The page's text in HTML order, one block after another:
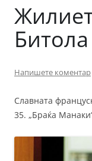
Битола
Напишете коментар
Славната
35. „Браќа